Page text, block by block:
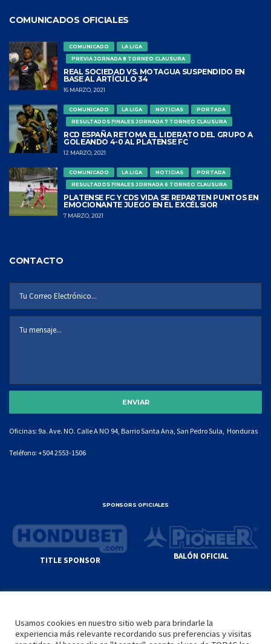
COMUNICADOS OFICIALES
COMUNICADO
LA LIGA
PREVIA JORNADA 8 TORNEO CLAUSURA
REAL SOCIEDAD VS. MOTAGUA SUSPENDIDO EN
BASE AL ARTÍCULO 34
16 MARZO, 2021
COMUNICADO LA LIGA NOTICIAS
PORTADA
RESULTADOS FINALES JORNADA 7 TORNEO CLAUSURA
RCD ESPAÑA RETOMA EL LIDERATO DEL GRUPO A
GOLEANDO 4-0 AL PLATENSE FC
12 MARZO, 2021
COMUNICADO LA LIGA NOTICIAS
PORTADA
RESULTADOS FINALES JORNADA 6 TORNEO CLAUSURA
PLATENSE FC Y CDS VIDA SE REPARTEN PUNTOS EN
EMOCIONANTE JUEGO EN EL EXCÉLSIOR
7 MARZO, 2021
CONTACTO
Oficinas: 9a. Ave. NO. Calle A NO 94, Barrio Santa Ana, San Pedro Sula, Honduras
Teléfono: +504 2553-1506
SPONSORS OFICIALES
TITLE SPONSOR BALÓN OFICIAL
YOUTUBE TERMS OF SERVICE
PRIVACY POLICY
POLÍTICA DE PRIVACIDAD
Usamos cookies en nuestro sitio web para brindarle la
experiencia más relevante recordando sus preferencias y visitas